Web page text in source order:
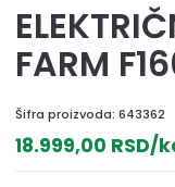
FARM
Šifra proizvoda: 643362
18.999,00 RSD/